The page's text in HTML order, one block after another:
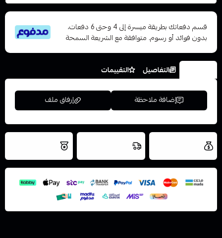
قسم دفعاتك بطريقة ميسرة إلى 4 وحتى 6 دفعات،
بدون فوائد أو رسوم. متوافقة مع الشريعة السمحة
التفاصيل التقييمات
إضافة ملاحظة إرفاق ملف
اسحب و افلت الملف هنا
استعراض
نتميز بلجودة